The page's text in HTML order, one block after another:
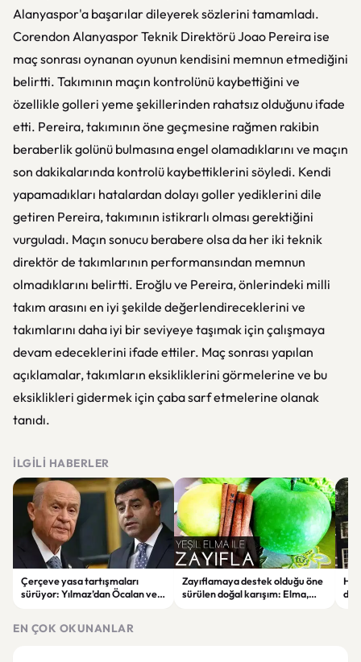
Alanyaspor'a başarılar dileyerek sözlerini tamamladı.
Corendon Alanyaspor Teknik Direktörü Joao Pereira ise
maç sonrası oynanan oyunun kendisini memnun etmediğini
belirtti. Takımının maçın kontrolünü kaybettiğini ve
özellikle golleri yeme şekillerinden rahatsız olduğunu ifade
etti. Pereira, takımının öne geçmesine rağmen rakibin
beraberlik golünü bulmasına engel olamadıklarını ve maçın
son dakikalarında kontrolü kaybettiklerini söyledi. Kendi
yapamadıkları hatalardan dolayı goller yediklerini dile
getiren Pereira, takımının istikrarlı olması gerektiğini
vurguladı. Maçın sonucu berabere olsa da her iki teknik
direktör de takımlarının performansından memnun
olmadıklarını belirtti. Eroğlu ve Pereira, önlerindeki milli
takım arasını en iyi şekilde değerlendireceklerini ve
takımlarını daha iyi bir seviyeye taşımak için çalışmaya
devam edeceklerini ifade ettiler. Maç sonrası yapılan
açıklamalar, takımların eksikliklerini görmelerine ve bu
eksiklikleri gidermek için çaba sarf etmelerine olanak
tanıdı.
İLGILI HABERLER
Çerçeve yasa tartışmaları
sürüyor: Yılmaz’dan Öcalan ve
Zayıflamaya destek olduğu öne
sürülen doğal karışım: Elma,
EN ÇOK OKUNANLAR